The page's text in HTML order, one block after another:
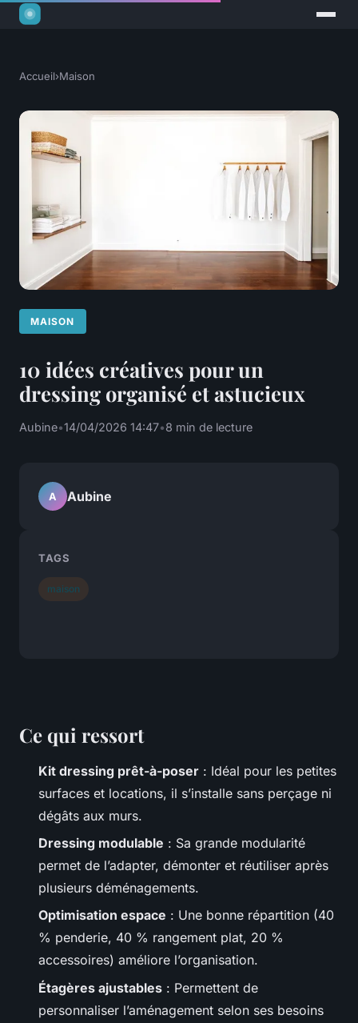
Accueil›Maison
MAISON
10 idées créatives pour un
dressing organisé et astucieux
Aubine•14/04/2026 14:47•8 min de lecture
Ce qui ressort
Kit dressing prêt-à-poser : Idéal pour les petites
surfaces et locations, il s’installe sans perçage ni
dégâts aux murs.
Dressing modulable : Sa grande modularité
permet de l’adapter, démonter et réutiliser après
plusieurs déménagements.
Optimisation espace : Une bonne répartition (40
% penderie, 40 % rangement plat, 20 %
accessoires) améliore l’organisation.
Étagères ajustables : Permettent de
personnaliser l’aménagement selon ses besoins
A Aubine
TAGS
maison